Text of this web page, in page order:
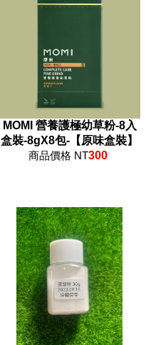
MOMI 營養護極幼草粉-8入
盒裝-8gX8包-【原味盒裝】
商品價格 NT300